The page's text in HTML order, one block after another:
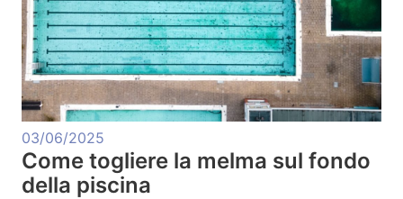
03/06/2025
Come togliere la melma sul fondo
della piscina